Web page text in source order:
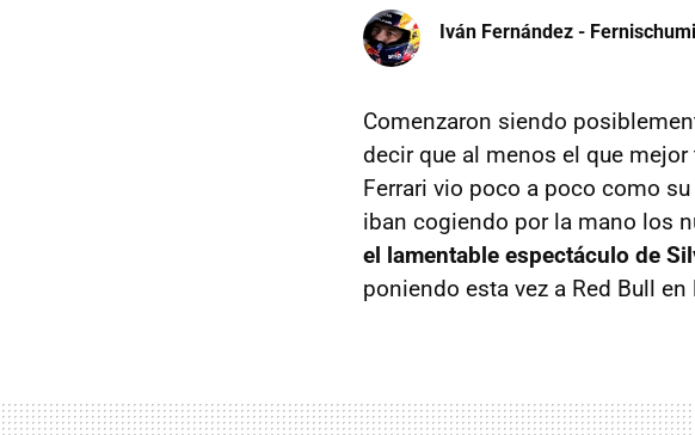
Iván Fernández - Fernischumi
Comenzaron siendo
decir que al menos el que
Ferrari vio poco a poco como
iban cogiendo por la mano los
el lamentable espectáculo de
poniendo esta vez a Red Bull